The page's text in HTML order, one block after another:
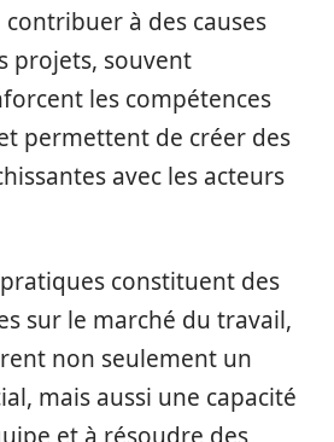
à des causes
projets, souvent
les compétences
permettent de créer des
avec les acteurs
constituent des
sur le marché du travail,
non seulement un
mais aussi une capacité
et à résoudre des